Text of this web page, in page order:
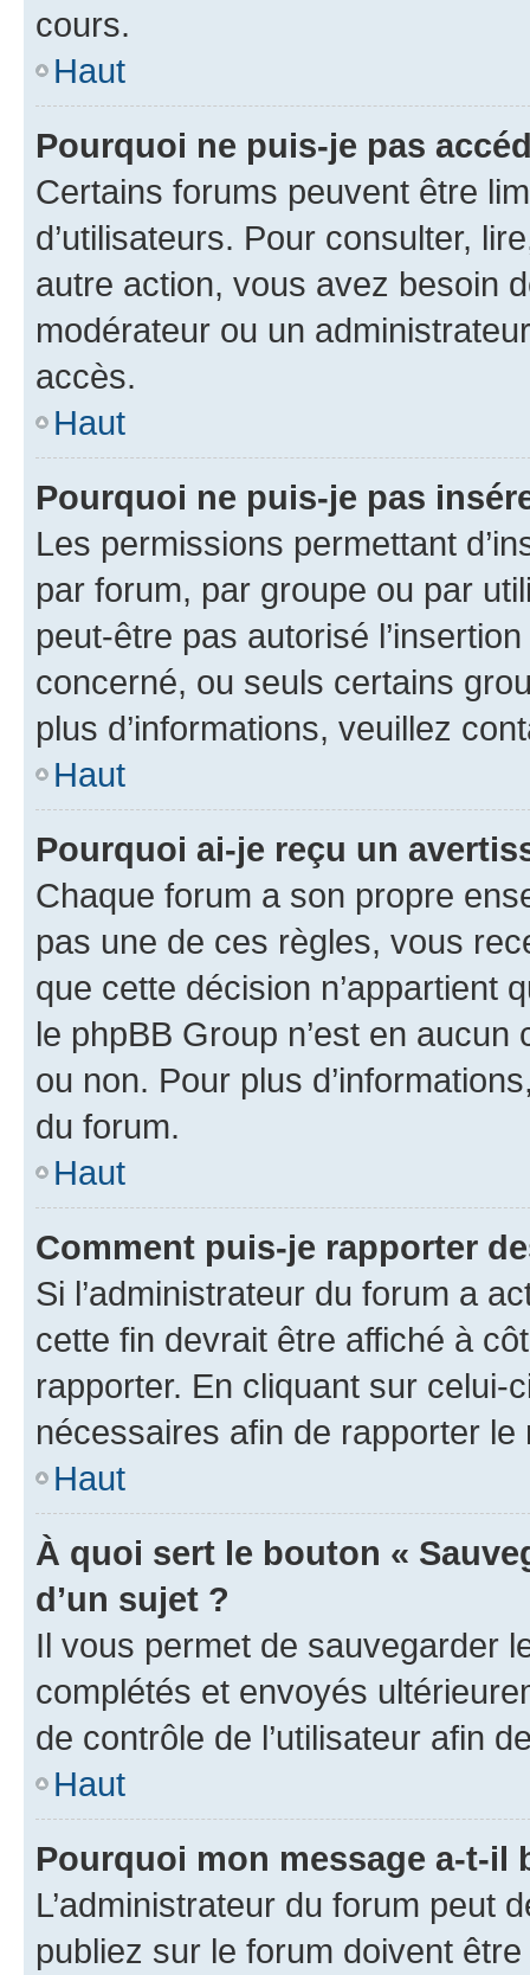
cours.
Haut
Pourquoi ne puis-je pas
Certains forums peuvent être
d’utilisateurs. Pour consulter,
autre action, vous avez besoin
modérateur ou un
accès.
Haut
Pourquoi ne puis-je pas
Les permissions permettant
par forum, par groupe ou par
peut-être pas autorisé
concerné, ou seuls certains
plus d’informations, veuillez
Haut
Pourquoi ai-je reçu un
Chaque forum a son propre
pas une de ces règles, vous
que cette décision n’appartient
le phpBB Group n’est en
ou non. Pour plus
du forum.
Haut
Comment puis-je rapporter
Si l’administrateur du forum a
cette fin devrait être affiché à
rapporter. En cliquant sur
nécessaires afin de rapporter le
Haut
À quoi sert le bouton «
d’un sujet ?
Il vous permet de sauvegarder
complétés et envoyés
de contrôle de l’utilisateur afin
Haut
Pourquoi mon message a-t-il
L’administrateur du forum peut
publiez sur le forum doivent